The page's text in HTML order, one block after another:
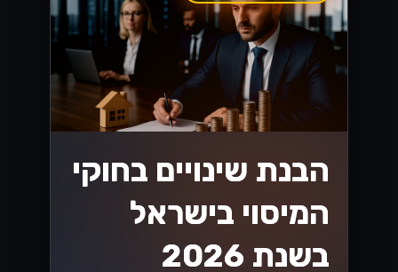
הבנת שינויים בחוקי
המיסוי בישראל
בשנת 2026